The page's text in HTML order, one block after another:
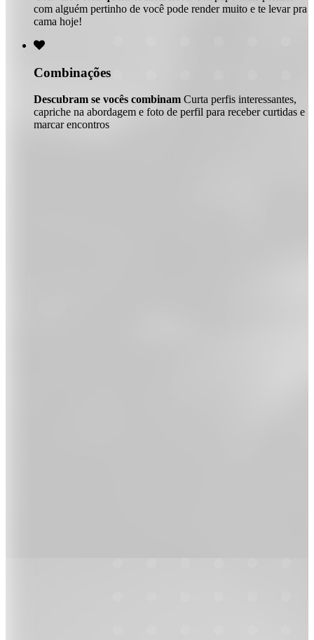
com alguém pertinho de você pode render muito e te levar pra
cama hoje!

Combinações
Descubram se vocês combinam Curta perfis interessantes,
capriche na abordagem e foto de perfil para receber curtidas e
marcar encontros